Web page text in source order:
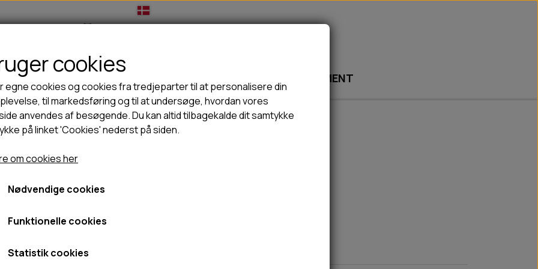
🦺 HALSBÅND, LINER & SELER
HALSBÅND
LYGTER
🦴 GODBIDDER & SNACKS
HUNDEEJER ABONNEMENT
snacks Snackies Kaninstænger - 170g
Snackies Kaninstænger - 170g
49,95 kr.
Fragt omk. tillægges
cookies
egne cookies og cookies fra tredjeparter til at personalisere din
til markedsføring og til at undersøge, hvordan vores
anvendes af besøgende. Du kan altid tilbagekalde dit samtykke
på linket 'Cookies' nederst på siden.
om cookies her
Nødvendige cookies
Funktionelle cookies
Statistik cookies